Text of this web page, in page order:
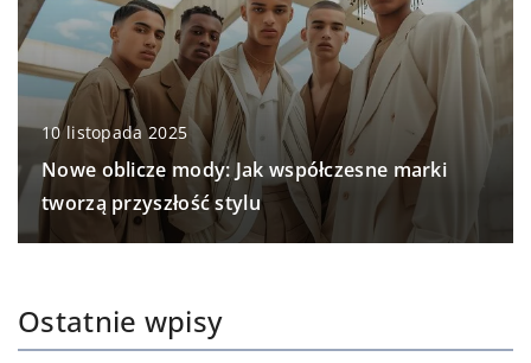
10 listopada 2025
Nowe oblicze mody: Jak współczesne marki
tworzą przyszłość stylu
Ostatnie wpisy